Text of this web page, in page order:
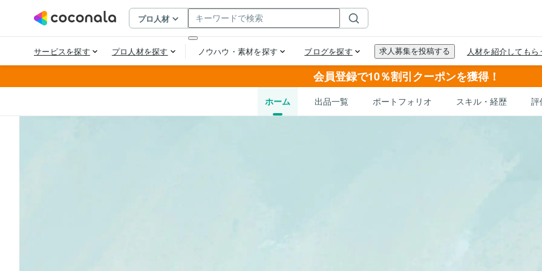
会員登録で10％割引クーポンを獲得！
ホーム 出品一覧 ポートフォリオ スキル・経歴 評